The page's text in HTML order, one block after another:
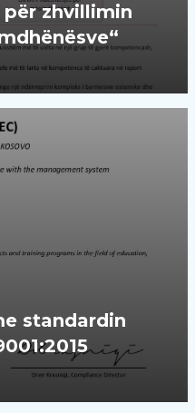
për zhvillimin
standardin